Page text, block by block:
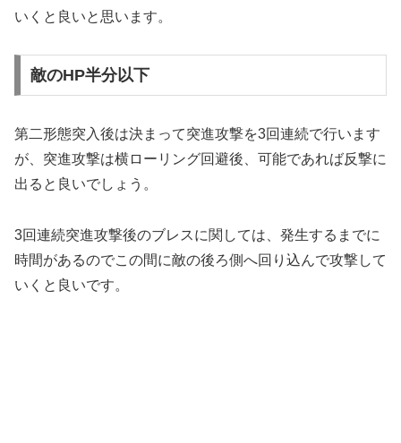
いくと良いと思います。
敵のHP半分以下
第二形態突入後は決まって突進攻撃を3回連続で行います
が、突進攻撃は横ローリング回避後、可能であれば反撃に
出ると良いでしょう。
3回連続突進攻撃後のブレスに関しては、発生するまでに
時間があるのでこの間に敵の後ろ側へ回り込んで攻撃して
いくと良いです。